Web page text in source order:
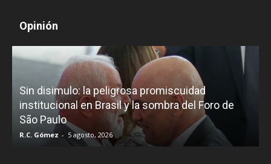
Opinión
Sin disimulo: la peligrosa promiscuidad
institucional en Brasil y la sombra del Foro de
São Paulo
R.C. Gómez - 5 agosto, 2026